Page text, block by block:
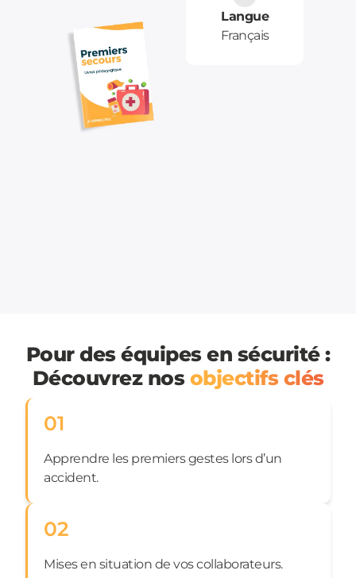
Langue
Français
Pour des équipes en sécurité :
Découvrez nos objectifs clés
01
Apprendre les premiers gestes lors d’un
accident.
02
Mises en situation de vos collaborateurs.